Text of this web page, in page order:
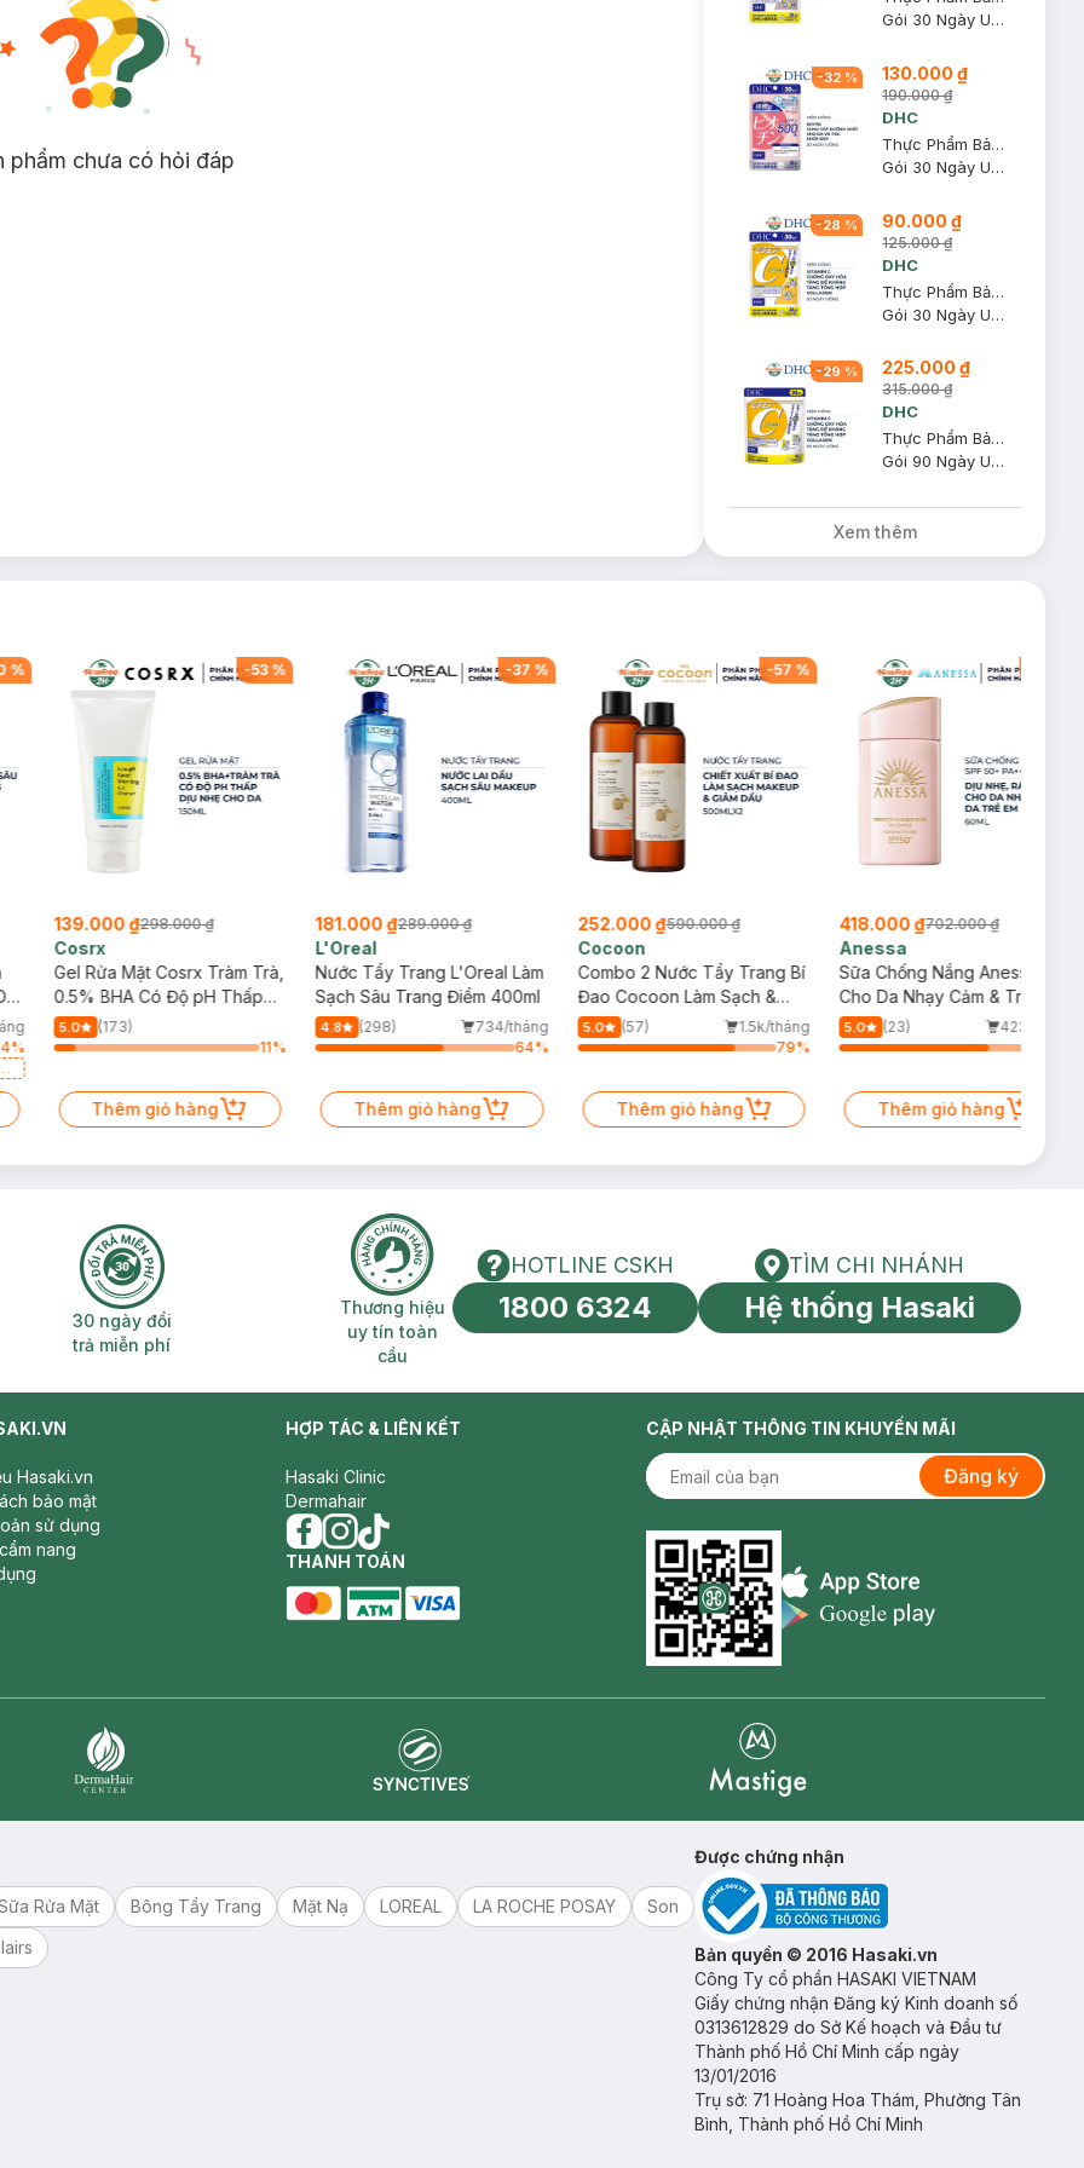
phẩm chưa có hỏi đáp
Gói 30 Ngày Uống
-32 % 130.000 ₫
190.000 ₫
DHC
Thực Phẩm Bảo Vệ Sức Khỏe DHC Sustained Release Biotin
Gói 30 Ngày Uống
-28 % 90.000 ₫
125.000 ₫
DHC
Thực Phẩm Bảo Vệ Sức Khỏe DHC Vitamin C Hard Capsule
Gói 30 Ngày Uống
-29 % 225.000 ₫
315.000 ₫
DHC
Thực Phẩm Bảo Vệ Sức Khỏe DHC Vitamin C Hard Capsule
Gói 90 Ngày Uống
Xem thêm
%
%
-53%
139.000 ₫298.000 ₫
Cosrx
Gel Rửa Mặt Cosrx Tràm Trà,
0.5% BHA Có Độ pH Thấp
150ml
5.0
(173)
11%
Thêm giỏ hàng
-37 %
181.000 ₫289.000 ₫
L'Oreal
Nước Tẩy Trang L'Oreal Làm
Sạch Sâu Trang Điểm 400ml
4.8 (298)
734/tháng
64%
Thêm giỏ hàng
-57 %
252.000 ₫590.000 ₫
Cocoon
Combo 2 Nước Tẩy Trang Bí
Đao Cocoon Làm Sạch &
Giảm Dầu 500ml
5.0 (57)
1.5k/tháng
79%
Thêm giỏ hàng
418.000 ₫702.000 ₫
Anessa
Sữa Chống Nắng Anessa
Cho Da Nhạy Cảm & Trẻ Em
60ml (Mới)
5.0 (23)
423/tháng
Thêm giỏ hàng
30 ngày đổi trả miễn phí
30 ngày đổi
trả miễn phí
Thương hiệu uy tín toàn cầu
Thương hiệu
uy tín toàn
cầu
HOTLINE CSKH
HOTLINE CSKH
1800 6324
Tìm chi nhánh
TÌM CHI NHÁNH
Hệ thống Hasaki
Hasaki.vn
bảo mật
sử dụng
nang
HỢP TÁC & LIÊN KẾT
Hasaki Clinic
Dermahair
facebook
instagram
tiktok
THANH TOÁN
CẬP NHẬT THÔNG TIN KHUYẾN MÃI
Đăng ký
Appstore icon
Rửa Mặt Bông Tẩy Trang Mặt Nạ LOREAL LA ROCHE POSAY
Son
Được chứng nhận
Bản quyền © 2016 Hasaki.vn
Công Ty cổ phần HASAKI VIETNAM
Giấy chứng nhận Đăng ký Kinh doanh số
0313612829 do Sở Kế hoạch và Đầu tư
Thành phố Hồ Chí Minh cấp ngày
13/01/2016
Trụ sở: 71 Hoàng Hoa Thám, Phường Tân
Bình, Thành phố Hồ Chí Minh